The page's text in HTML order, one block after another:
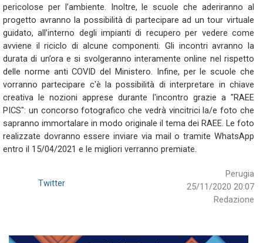
pericolose per l’ambiente. Inoltre, le scuole che aderiranno al
progetto avranno la possibilità di partecipare ad un tour virtuale
guidato, all’interno degli impianti di recupero per vedere come
avviene il riciclo di alcune componenti. Gli incontri avranno la
durata di un’ora e si svolgeranno interamente online nel rispetto
delle norme anti COVID del Ministero. Infine, per le scuole che
vorranno partecipare c'è la possibilità di interpretare in chiave
creativa le nozioni apprese durante l'incontro grazie a "RAEE
PICS": un concorso fotografico che vedrà vincitrici la/e foto che
sapranno immortalare in modo originale il tema dei RAEE. Le foto
realizzate dovranno essere inviare via mail o tramite WhatsApp
entro il 15/04/2021 e le migliori verranno premiate.
Perugia
25/11/2020 20:07
Redazione
Twitter